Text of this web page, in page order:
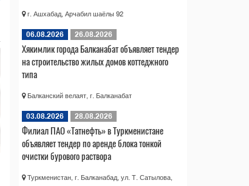
г. Ашхабад, Арчабил шаёлы 92
06.08.2026 26.08.2026
Хякимлик города Балканабат объявляет тендер
на строительство жилых домов коттеджного
типа
Балканский велаят, г. Балканабат
03.08.2026 28.08.2026
Филиал ПАО «Татнефть» в Туркменистане
объявляет тендер по аренде блока тонкой
очистки бурового раствора
Туркменистан, г. Балканабад, ул. Т. Сатылова,